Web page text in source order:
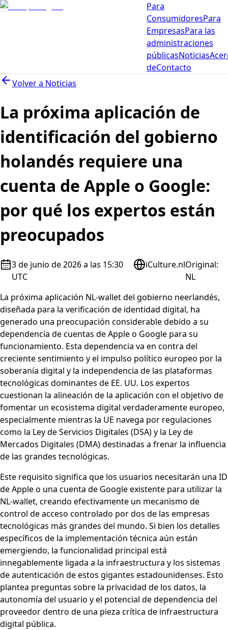
Para
ConsumidoresPara
EmpresasPara las
administraciones
públicasNoticias
deContacto
Volver a Noticias
La próxima aplicación de
identificación del gobierno
holandés requiere una
cuenta de Apple o Google:
por qué los expertos están
preocupados
3 de junio de 2026 a las 15:30
UTC
iCulture.nlOriginal:
NL
La próxima aplicación NL-wallet del gobierno neerlandés,
diseñada para la verificación de identidad digital, ha
generado una preocupación considerable debido a su
dependencia de cuentas de Apple o Google para su
funcionamiento. Esta dependencia va en contra del
creciente sentimiento y el impulso político europeo por la
soberanía digital y la independencia de las plataformas
tecnológicas dominantes de EE. UU. Los expertos
cuestionan la alineación de la aplicación con el objetivo de
fomentar un ecosistema digital verdaderamente europeo,
especialmente mientras la UE navega por regulaciones
como la Ley de Servicios Digitales (DSA) y la Ley de
Mercados Digitales (DMA) destinadas a frenar la influencia
de las grandes tecnológicas.
Este requisito significa que los usuarios necesitarán una ID
de Apple o una cuenta de Google existente para utilizar la
NL-wallet, creando efectivamente un mecanismo de
control de acceso controlado por dos de las empresas
tecnológicas más grandes del mundo. Si bien los detalles
específicos de la implementación técnica aún están
emergiendo, la funcionalidad principal está
innegablemente ligada a la infraestructura y los sistemas
de autenticación de estos gigantes estadounidenses. Esto
plantea preguntas sobre la privacidad de los datos, la
autonomía del usuario y el potencial de dependencia del
proveedor dentro de una pieza crítica de infraestructura
digital pública.